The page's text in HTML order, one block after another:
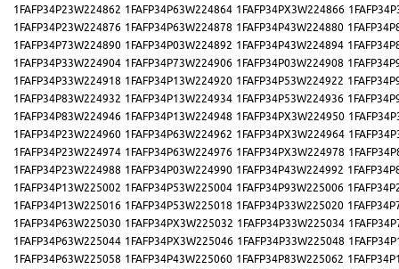
1FAFP34P23W224862 1FAFP34P63W224864 1FAFP34PX3W224866
1FAFP34P23W224876 1FAFP34P63W224878 1FAFP34P43W224880
1FAFP34P73W224890 1FAFP34P03W224892 1FAFP34P43W224894
1FAFP34P33W224904 1FAFP34P73W224906 1FAFP34P03W224908
1FAFP34P33W224918 1FAFP34P13W224920 1FAFP34P53W224922
1FAFP34P83W224932 1FAFP34P13W224934 1FAFP34P53W224936
1FAFP34P83W224946 1FAFP34P13W224948 1FAFP34PX3W224950
1FAFP34P23W224960 1FAFP34P63W224962 1FAFP34PX3W224964
1FAFP34P23W224974 1FAFP34P63W224976 1FAFP34PX3W224978
1FAFP34P23W224988 1FAFP34P03W224990 1FAFP34P43W224992
1FAFP34P13W225002 1FAFP34P53W225004 1FAFP34P93W225006
1FAFP34P13W225016 1FAFP34P53W225018 1FAFP34P33W225020
1FAFP34P63W225030 1FAFP34PX3W225032 1FAFP34P33W225034
1FAFP34P63W225044 1FAFP34PX3W225046 1FAFP34P33W225048
1FAFP34P63W225058 1FAFP34P43W225060 1FAFP34P83W225062